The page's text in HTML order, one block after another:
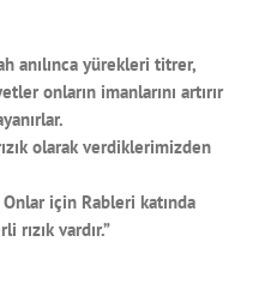
anılınca yürekleri titrer,
onların imanlarını artırır
olarak verdiklerimizden
için Rableri katında
rızık vardır.”